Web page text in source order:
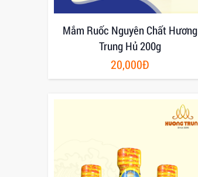
Mắm Ruốc Nguyên Chất Hương
Trung Hủ 200g
20,000Đ